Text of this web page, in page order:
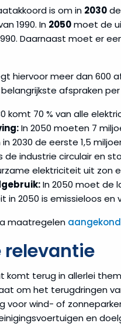
is om in 2030
1990. In 2050moet de
Daarnaast moet er
hiervoor meer dan 600
afspraken
komt 70 % van alle
In 2050 moeten 7
2030 de eerste 1,5
de industrie circulair en
elektriciteit uit zon
In 2050 moet de
in 2050 is emissieloos en
maatregelen
relevantie
komt terug in allerlei
om het terugdringen
voor wind- of
en